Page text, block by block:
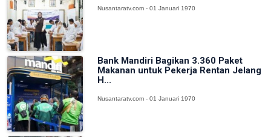
Nusantaratv.com - 01 Januari 1970
Bank Mandiri Bagikan 3.360 Paket
Makanan untuk Pekerja Rentan Jelang
H...
Nusantaratv.com - 01 Januari 1970